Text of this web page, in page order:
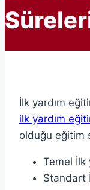
İlk yardım
ilk yardım
olduğu eğitim
Temel İlk
Standart